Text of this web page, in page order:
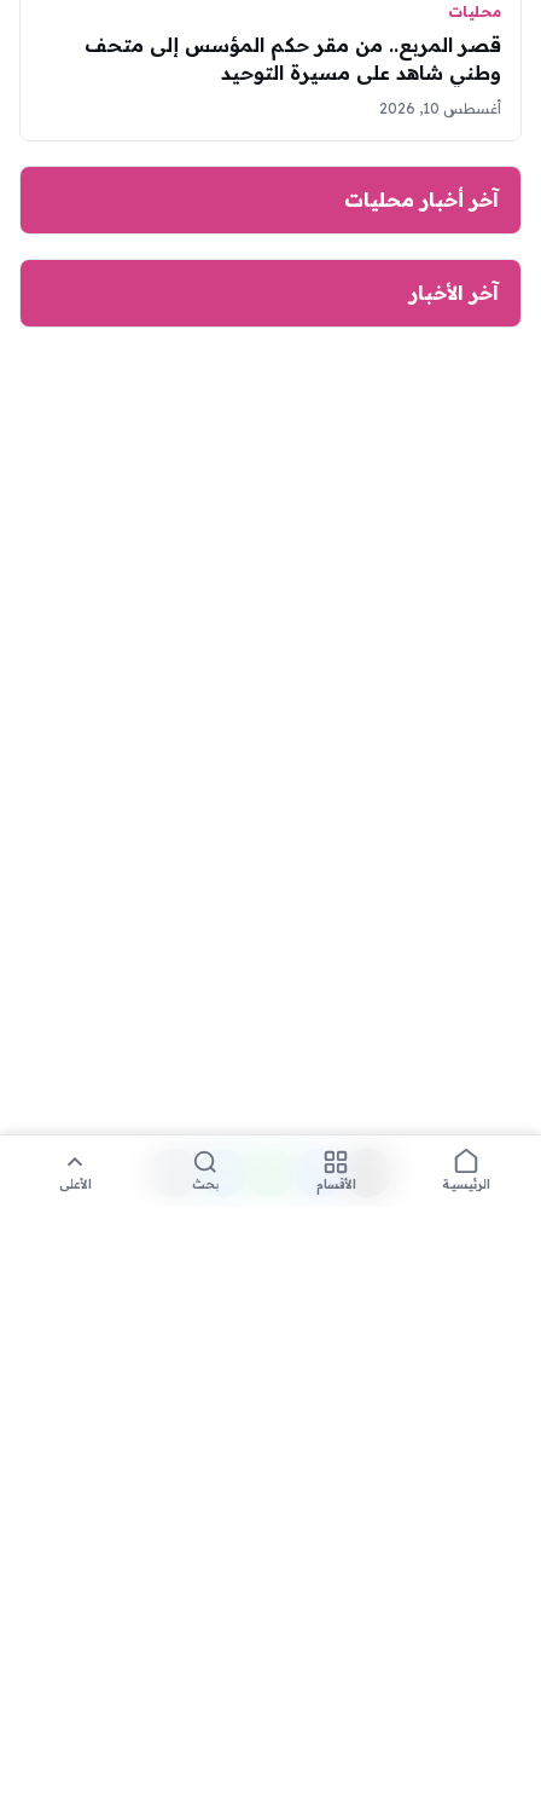
محليات
قصر المربع.. من مقر حكم المؤسس إلى متحف
وطني شاهد على مسيرة التوحيد
أغسطس 10, 2026
آخر أخبار محليات
آخر الأخبار
الرئيسية الأقسام بحث الأعلى